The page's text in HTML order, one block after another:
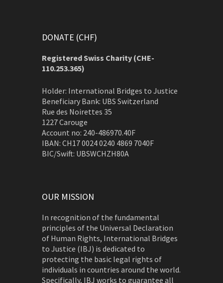
DONATE (CHF)
Registered Swiss Charity (CHE-
110.253.365)
Holder: International Bridges to Justice
Beneficiary Bank: UBS Switzerland
Rue des Noirettes 35
1227 Carouge
Account no: 240-486970.40F
IBAN: CH17 0024 0240 4869 7040F
BIC/Swift: UBSWCHZH80A
OUR MISSION
In recognition of the fundamental
principles of the Universal Declaration
of Human Rights, International Bridges
to Justice (IBJ) is dedicated to
protecting the basic legal rights of
individuals in countries around the world.
Specifically, IBJ works to guarantee all